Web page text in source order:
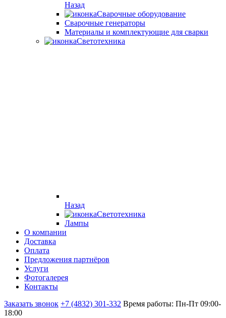
Назад
Сварочные оборудование
Cварочные генераторы
Материалы и комплектующие для сварки
Светотехника
Назад
Светотехника
Лампы
О компании
Доставка
Оплата
Предложения партнёров
Услуги
Фотогалерея
Контакты
Заказать звонок +7 (4832) 301-332 Время работы: Пн-Пт 09:00-
18:00